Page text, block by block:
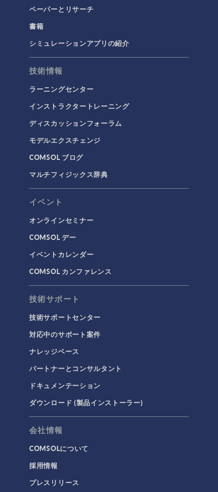
ペーパーとリサーチ
書籍
シミュレーションアプリの紹介
技術情報
ラーニングセンター
インストラクタートレーニング
ディスカッションフォーラム
モデルエクスチェンジ
COMSOL ブログ
マルチフィジックス辞典
イベント
オンラインセミナー
COMSOL デー
イベントカレンダー
COMSOL カンファレンス
技術サポート
技術サポートセンター
対応中のサポート案件
ナレッジベース
パートナーとコンサルタント
ドキュメンテーション
ダウンロード (製品インストーラー)
会社情報
COMSOLについて
採用情報
プレスリリース